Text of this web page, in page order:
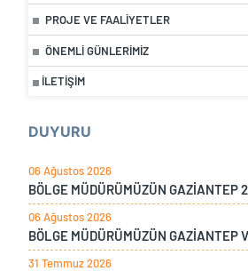
PROJE VE FAALIYETLER
ÖNEMLI GÜNLERIMIZ
İLETIŞIM
DUYURU
06 Ağustos 2026
06 Ağustos 2026
BÖLGE MÜDÜRÜMÜZÜN GAZİANTEP
31 Temmuz 2026